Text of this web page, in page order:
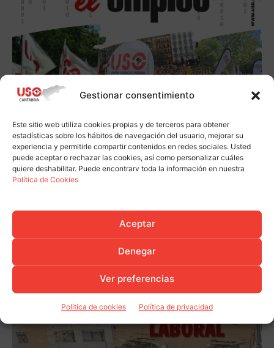
Gestionar consentimiento
Este sitio web utiliza cookies propias y de terceros para obtener
estadísticas sobre los hábitos de navegación del usuario, mejorar su
experiencia y permitirle compartir contenidos en redes sociales. Usted
puede aceptar o rechazar las cookies, así como personalizar cuáles
quiere deshabilitar. Puede encontrarv toda la información en nuestra
Política de Cookies
Aceptar
Denegar
Ver preferencias
Política de cookies Política de privacidad